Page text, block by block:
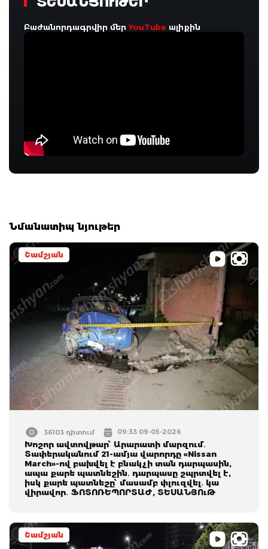
Բաժանորդագրվիր մերYouTube ալիքին
Նմանատիպ նյութեր
Շամշյան
36103 դիտում 09:33 09-05-2026
Խոշոր ավտովթար՝ Արարատի մարզում․
Տափերականում 21-ամյա վարորդը «Nissan
March»-ով բախվել է բնակչի տան դարպասին,
ապա քարե պատնեշին․ դարպասը շպրտվել է,
իսկ քարե պատնեշը՝ մասամբ փլուզվել․ կա
վիրավոր․ ՖՈՏՈՌԵՊՈՐՏԱԺ, ՏԵՍԱՆՅՈւԹ
Շամշյան